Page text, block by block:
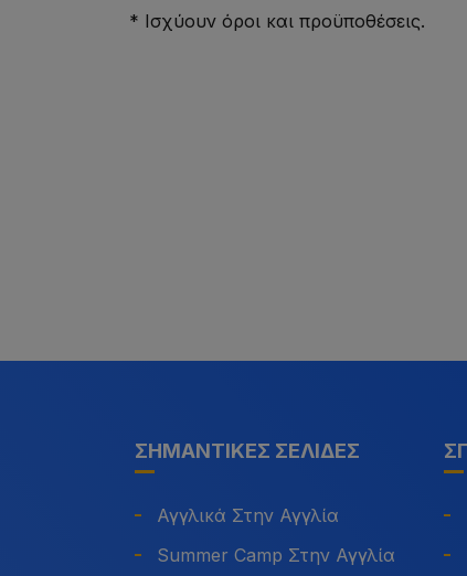
* Ισχύουν όροι και προϋποθέσεις.
ΣΗΜΑΝΤΙΚΈΣ ΣΕΛΊΔΕΣ
Αγγλικά Στην Αγγλία
Summer Camp Στην Αγγλία